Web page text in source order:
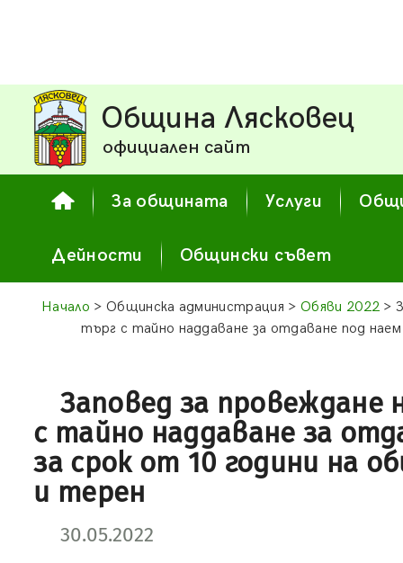
Община Лясковец
официален сайт
За общината Услуги
Дейности Общински съвет
Начало > Общинска администрация > Обяви 2022 >
търг с тайно наддаване за отдаване под
Заповед за провеждане
с тайно наддаване за
за срок от 10 години на
и терен
30.05.2022